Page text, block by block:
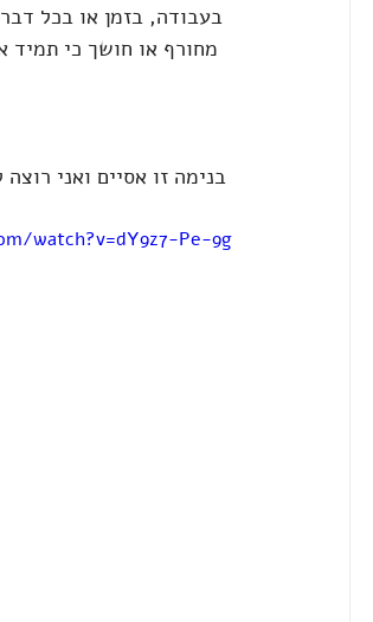
בעבודה, בזמן או בכל
מחורף או חושך כי תמיד
watch?v=dY9z7-Pe-9g